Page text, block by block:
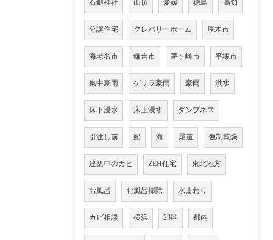
石鎚神社 山頂 愛媛 徳島 高知
分譲住宅 クレバリーホーム 厚木市
海老名市 鎌倉市 茅ヶ崎市 平塚市
集中豪雨 ゲリラ豪雨 豪雨 洪水
床下浸水 床上浸水 ダンプネス
引渡し前 船 海 尾道 強制乾燥
建築中のカビ ZEH住宅 東北地方
お風呂 お風呂掃除 水まわり
カビ相談 横浜 23区 都内